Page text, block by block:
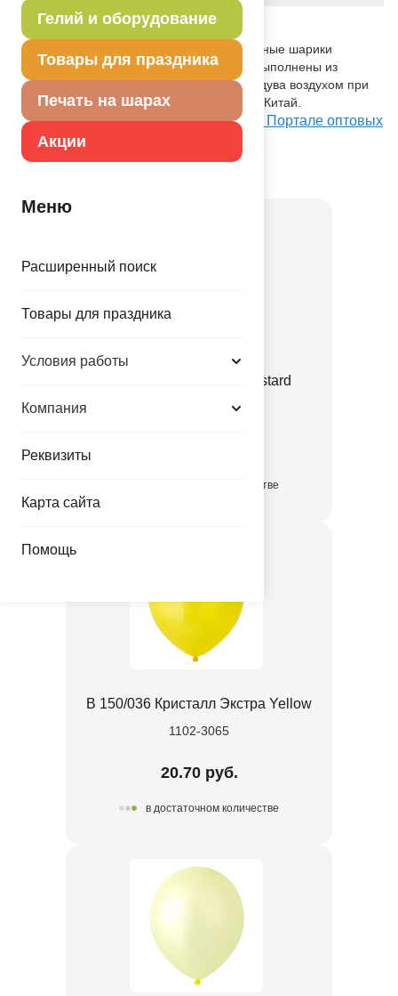
Гелий и оборудование
Товары для праздника
Печать на шарах
Акции
Меню
Расширенный поиск
Товары для праздника
Условия работы
Компания
Реквизиты
Карта сайта
Помощь
Описание товара
Блестящие металлизированные воздушные шарики
диаметром 25см, цвет: жёлтый. Шары выполнены из
натурального латекса, подходят для надува воздухом при
помощи ручного насоса. Производство: Китай.
Посмотреть Е 10" Металлик Yellow на Портале оптовых
закупок
Е 12" Пастель Retro Mustard
в достаточном количестве
В 150/036 Кристалл Экстра Yellow
1102-3065
20.70 руб.
в достаточном количестве